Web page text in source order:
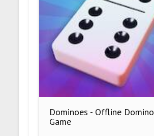
Dominoes - Offline Domino
Game